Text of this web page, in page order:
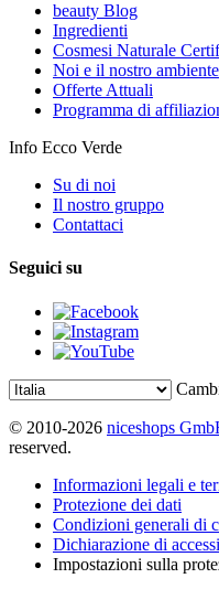
beauty Blog
Ingredienti
Cosmesi Naturale
Noi e il nostro ambiente
Offerte Attuali
Programma di
Info Ecco Verde
Su di noi
Il nostro gruppo
Contattaci
Seguici su
© 2010-2026 niceshops
reserved.
Informazioni legali e
Protezione dei dati
Condizioni generali di
Dichiarazione di
Impostazioni sulla